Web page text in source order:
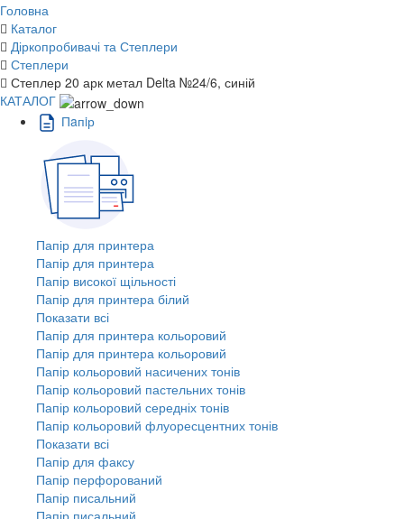
Головна
Каталог
Діркопробивачі та Степлери
Степлери
Степлер 20 арк метал Delta №24/6, синій
КАТАЛОГ
Пaпiр
Папір для принтера
Папір для принтера
Папір високої щільності
Папір для принтера білий
Показати всі
Папір для принтера кольоровий
Папір для принтера кольоровий
Папір кольоровий насичених тонів
Папір кольоровий пастельних тонів
Папір кольоровий середніх тонів
Папір кольоровий флуоресцентних тонів
Показати всі
Папір для факсу
Папір перфорований
Папір писальний
Папір писальний